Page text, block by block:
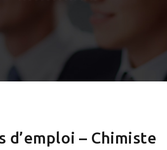
d’emploi – Chimiste